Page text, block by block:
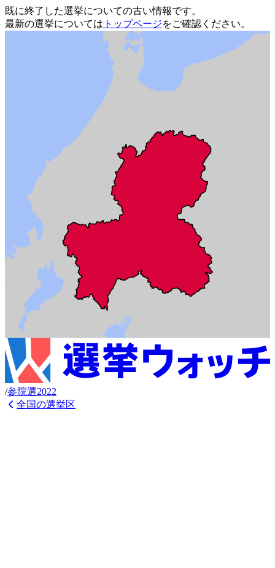
既に終了した選挙についての古い情報です。
最新の選挙については トップページをご確認ください。
/参院選2022
全国の選挙区